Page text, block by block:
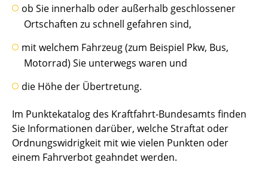
ob Sie innerhalb oder außerhalb geschlossener
Ortschaften zu schnell gefahren sind,
mit welchem Fahrzeug (zum Beispiel Pkw, Bus,
Motorrad) Sie unterwegs waren und
die Höhe der Übertretung.
Im Punktekatalog des Kraftfahrt-Bundesamts finden
Sie Informationen darüber, welche Straftat oder
Ordnungswidrigkeit mit wie vielen Punkten oder
einem Fahrverbot geahndet werden.